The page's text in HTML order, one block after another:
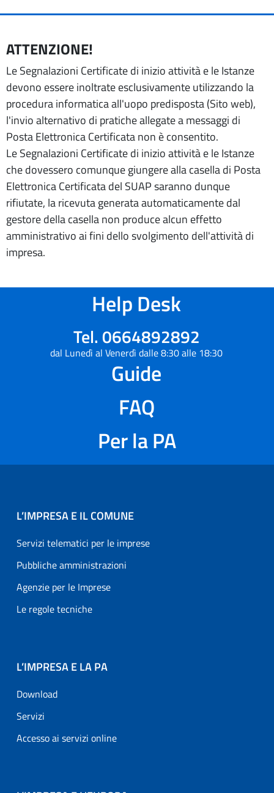
ATTENZIONE!
Le Segnalazioni Certificate di inizio attività e le Istanze
devono essere inoltrate esclusivamente utilizzando la
procedura informatica all'uopo predisposta (Sito web),
l'invio alternativo di pratiche allegate a messaggi di
Posta Elettronica Certificata non è consentito.
Le Segnalazioni Certificate di inizio attività e le Istanze
che dovessero comunque giungere alla casella di Posta
Elettronica Certificata del SUAP saranno dunque
rifiutate, la ricevuta generata automaticamente dal
gestore della casella non produce alcun effetto
amministrativo ai fini dello svolgimento dell'attività di
impresa.
Help Desk
Tel. 0664892892
dal Lunedì al Venerdì dalle 8:30 alle 18:30
Guide
FAQ
Per la PA
L’IMPRESA E IL COMUNE
Servizi telematici per le imprese
Pubbliche amministrazioni
Agenzie per le Imprese
Le regole tecniche
L’IMPRESA E LA PA
Download
Servizi
Accesso ai servizi online